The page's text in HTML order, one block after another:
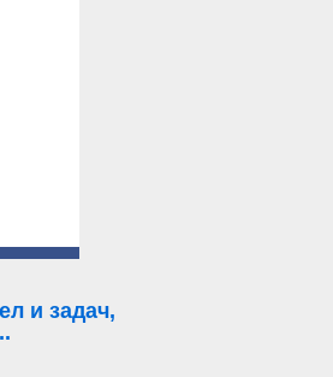
и задач,